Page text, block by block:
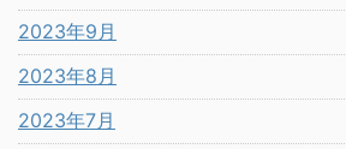
2023年9月
2023年8月
2023年7月